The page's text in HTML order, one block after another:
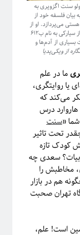
سنت اگزوپری به
بیان فلسفه خود از
می‌پردازد. او از
دیدگاه یک کودک، که از سیارکی به نام ب۶۱۲
از آدم‌ها و
از ویکی‌پدیا
ما در علم
یا روایتگری،
می‌کند که
درس
«سنت‌
تحت تاثیر
کودک تازه
سعدی چه
، مخاطبش را
هم در بازار
تهران صحبت
است! علم،